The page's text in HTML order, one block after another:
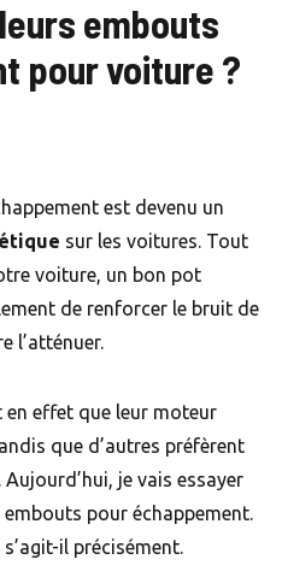
embouts
pour voiture ?
est devenu un
sur les voitures. Tout
voiture, un bon pot
de renforcer le bruit de
l’atténuer.
en effet que leur moteur
que d’autres préfèrent
je vais essayer
pour échappement.
il précisément.